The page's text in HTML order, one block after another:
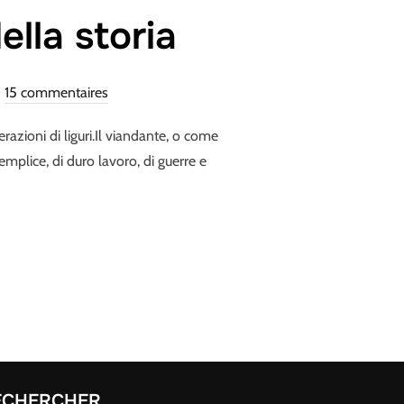
storia
15 commentaires
di liguri.Il viandante, o come
di duro lavoro, di guerre e